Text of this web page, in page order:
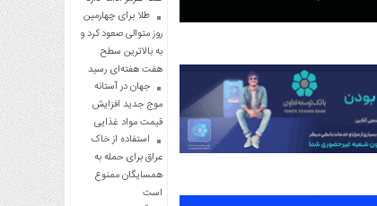
طلا برای چهارمین
روز متوالی صعود کرد و
به بالاترین سطح
هفت هفته‌ای رسید
جهان در آستانه
موج جدید افزایش
قیمت مواد غذایی
استفاده از خاک
عراق برای حمله به
همسایگان ممنوع
است